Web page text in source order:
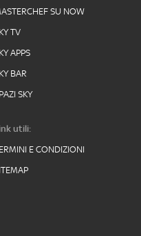
SU NOW
TV
APPS
BAR
SKY
utili:
E CONDIZIONI